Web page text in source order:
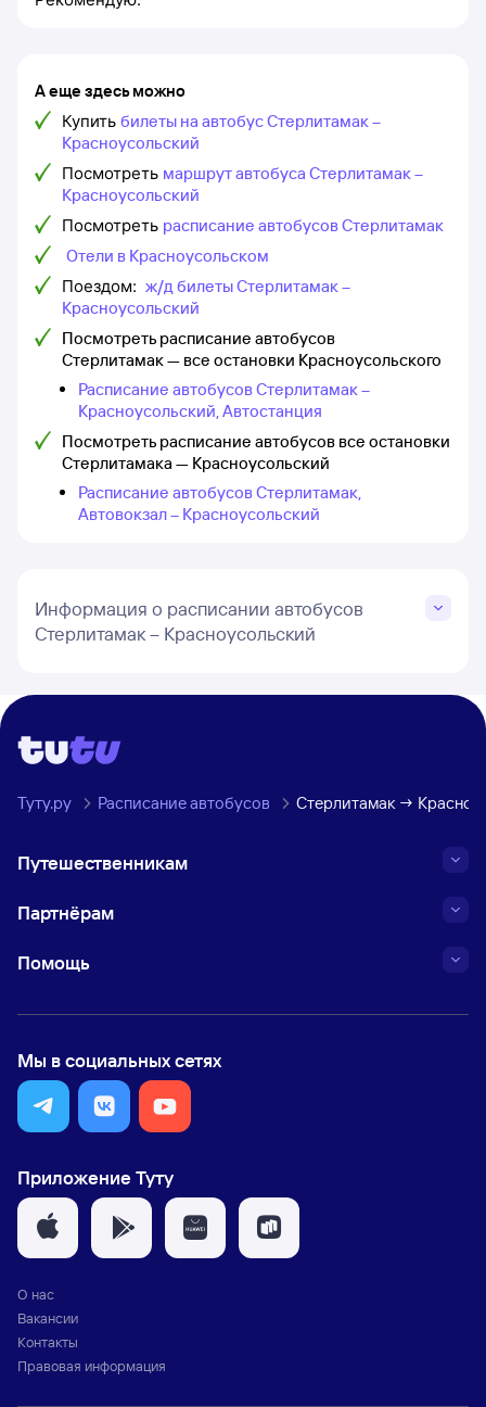
А еще здесь можно
Купить билеты на автобус Стерлитамак –
Красноусольский
Посмотреть маршрут автобуса Стерлитамак –
Красноусольский
Посмотреть расписание автобусов Стерлитамак
Отели в Красноусольском
Поездом: ж/д билеты Стерлитамак –
Красноусольский
Посмотреть расписание автобусов
Стерлитамак — все остановки Красноусольского
Расписание автобусов Стерлитамак –
Красноусольский, Автостанция
Посмотреть расписание автобусов все остановки
Стерлитамака — Красноусольский
Расписание автобусов Стерлитамак,
Автовокзал – Красноусольский
Информация о расписании автобусов
Стерлитамак – Красноусольский
Туту.ру Расписание автобусов Стерлитамак →
Путешественникам
Партнёрам
Помощь
Мы в социальных сетях
Приложение Туту
О нас
Вакансии
Контакты
Правовая информация